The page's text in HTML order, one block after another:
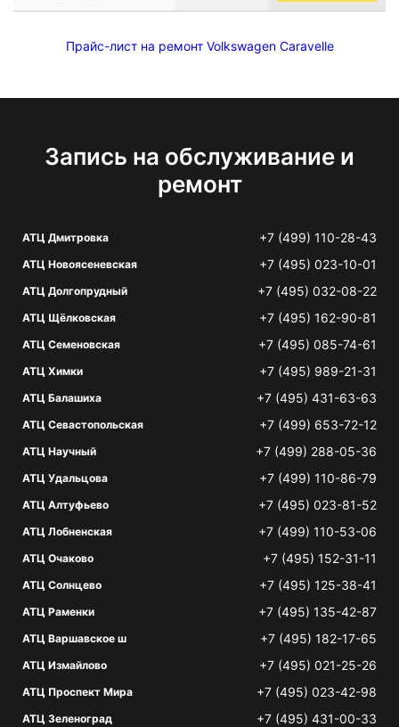
Прайс-лист на ремонт Volkswagen Caravelle
Запись на обслуживание и
ремонт
АТЦ Дмитровка +7 (499) 110-28-43
АТЦ Новоясеневская +7 (495) 023-10-01
АТЦ Долгопрудный +7 (495) 032-08-22
АТЦ Щёлковская +7 (495) 162-90-81
АТЦ Семеновская +7 (495) 085-74-61
АТЦ Химки +7 (495) 989-21-31
АТЦ Балашиха +7 (495) 431-63-63
АТЦ Севастопольская +7 (499) 653-72-12
АТЦ Научный +7 (499) 288-05-36
АТЦ Удальцова +7 (499) 110-86-79
АТЦ Алтуфьево +7 (495) 023-81-52
АТЦ Лобненская +7 (499) 110-53-06
АТЦ Очаково +7 (495) 152-31-11
АТЦ Солнцево +7 (495) 125-38-41
АТЦ Раменки +7 (495) 135-42-87
АТЦ Варшавское ш +7 (495) 182-17-65
АТЦ Измайлово +7 (495) 021-25-26
АТЦ Проспект Мира +7 (495) 023-42-98
АТЦ Зеленоград +7 (495) 431-00-33